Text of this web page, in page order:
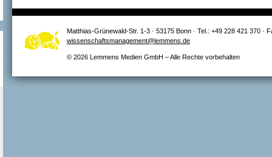
Matthias-Grünewald-Str. 1-3 · 53175 Bonn · Tel.: +49 228 421 370 ·
wissenschaftsmanagement@lemmens.de
© 2026 Lemmens Medien GmbH – Alle Rechte vorbehalten